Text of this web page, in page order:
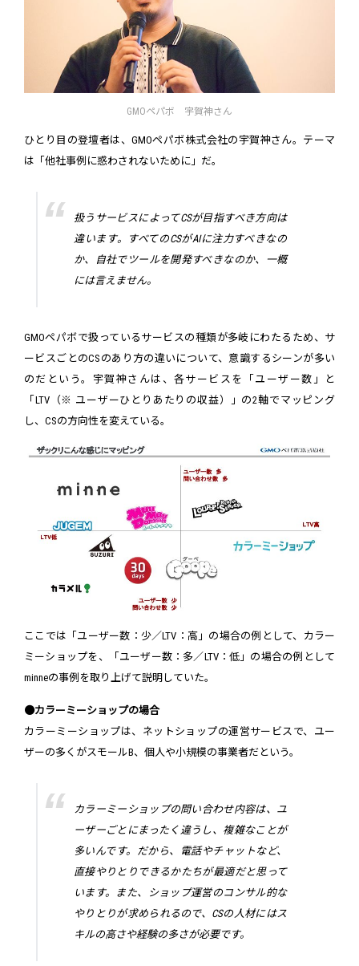
GMOペパボ 宇賀神さん
ひとり目の登壇者は、GMOペパボ株式会社の宇賀神さん。テーマ
は「他社事例に惑わされないために」だ。
扱うサービスによってCSが目指すべき方向は
違います。すべてのCSがAIに注力すべきなの
か、自社でツールを開発すべきなのか、一概
には言えません。
GMOペパボで扱っているサービスの種類が多岐にわたるため、サ
ービスごとのCSのあり方の違いについて、意識するシーンが多い
のだという。宇賀神さんは、各サービスを「ユーザー数」と
「LTV（※ ユーザーひとりあたりの収益）」の2軸でマッピング
し、CSの方向性を変えている。
ここでは「ユーザー数：少／LTV：高」の場合の例として、カラー
ミーショップを、「ユーザー数：多／LTV：低」の場合の例として
minneの事例を取り上げて説明していた。
●カラーミーショップの場合
カラーミーショップは、ネットショップの運営サービスで、ユー
ザーの多くがスモールB、個人や小規模の事業者だという。
カラーミーショップの問い合わせ内容は、ユ
ーザーごとにまったく違うし、複雑なことが
多いんです。だから、電話やチャットなど、
直接やりとりできるかたちが最適だと思って
います。また、ショップ運営のコンサル的な
やりとりが求められるので、CSの人材にはス
キルの高さや経験の多さが必要です。